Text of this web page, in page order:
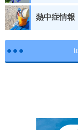
熱中症情報